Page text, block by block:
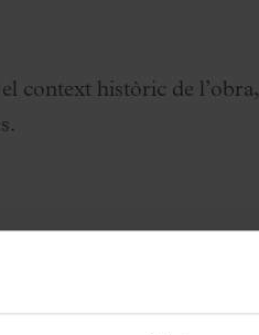
context històric de